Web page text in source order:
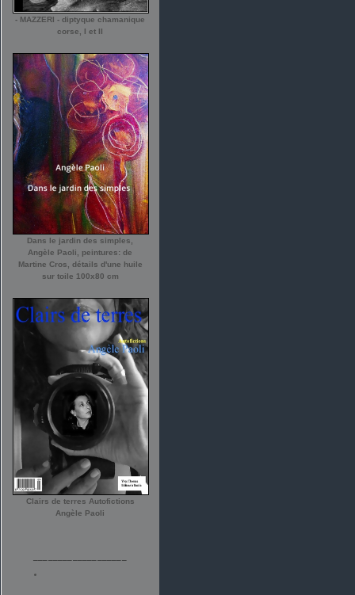
- MAZZERI - diptyque chamanique
corse, I et II
Dans le jardin des simples,
Angèle Paoli, peintures: de
Martine Cros, détails d'une huile
sur toile 100x80 cm
Clairs de terres Autofictions
Angèle Paoli